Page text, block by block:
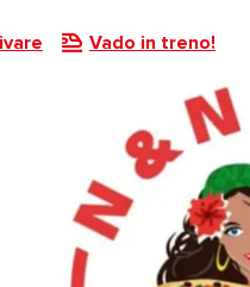
Vado in treno!